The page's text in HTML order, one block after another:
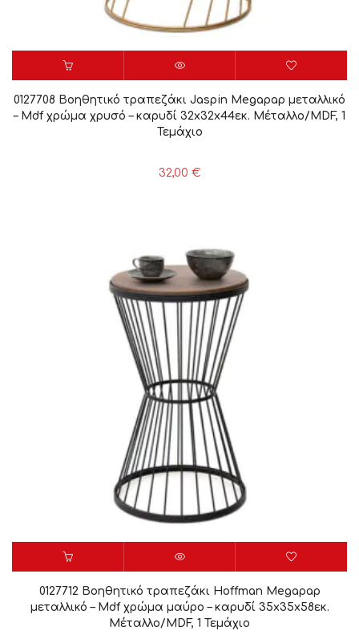
0127708 Βοηθητικό τραπεζάκι Jaspin Megapap μεταλλικό
– Mdf χρώμα χρυσό – καρυδί 32x32x44εκ. Μέταλλο/MDF, 1
Τεμάχιο
32,00 €
0127712 Βοηθητικό τραπεζάκι Hoffman Megapap
μεταλλικό – Mdf χρώμα μαύρο – καρυδί 35x35x58εκ.
Μέταλλο/MDF, 1 Τεμάχιο